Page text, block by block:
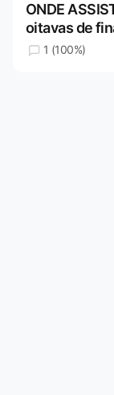
ONDE
oitavas de
1 (100%)